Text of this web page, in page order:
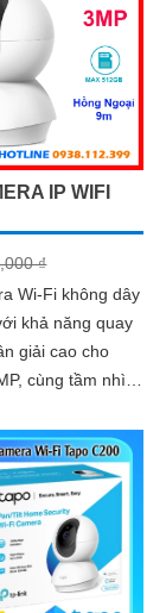
còi hú và đèn
pháp an ninh
thẻ nhớ hỗ trợ
dài
IP WIFI
₫
Wi-Fi không dây
khả năng quay
giải cao cho
cùng tầm nhìn
Hỗ trợ
hiện chuyển
minh, camera
mọi khoảnh
chủ động bảo
nhà bạn